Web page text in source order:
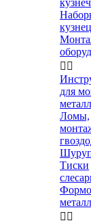
 
для
Ломы,
Тиски
 